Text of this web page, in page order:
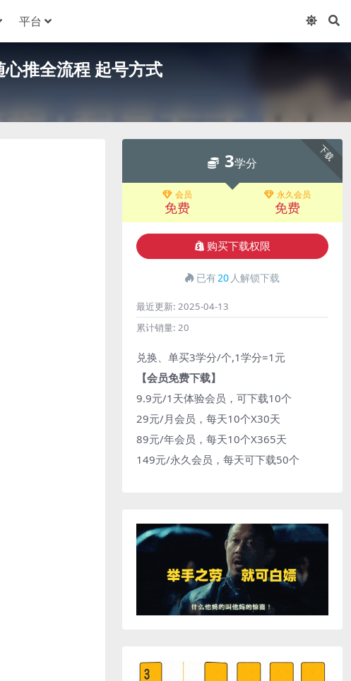
平台
推全流程 起号方式
下载
3学分
会员
免费
永久会员
免费
购买下载权限
已有20 人解锁下载
最近更新: 2025-04-13
累计销量: 20
兑换、单买3学分/个,1学分=1元
【会员免费下载】
9.9元/1天体验会员，可下载10个
29元/月会员，每天10个X30天
89元/年会员，每天10个X365天
149元/永久会员，每天可下载50个